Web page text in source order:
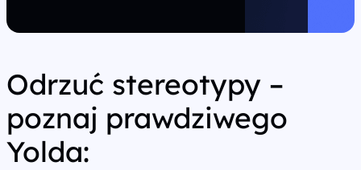
Odrzuć stereotypy –
poznaj prawdziwego
Yolda: